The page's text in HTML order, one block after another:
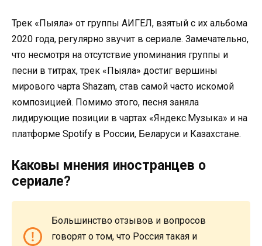
Трек «Пыяла» от группы АИГЕЛ, взятый с их альбома
2020 года, регулярно звучит в сериале. Замечательно,
что несмотря на отсутствие упоминания группы и
песни в титрах, трек «Пыяла» достиг вершины
мирового чарта Shazam, став самой часто искомой
композицией. Помимо этого, песня заняла
лидирующие позиции в чартах «Яндекс.Музыка» и на
платформе Spotify в России, Беларуси и Казахстане.
Каковы мнения иностранцев о
сериале?
Большинство отзывов и вопросов
говорят о том, что Россия такая и